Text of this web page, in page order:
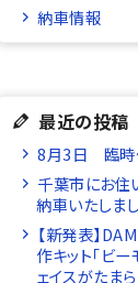
納車情報
最近の投稿
8月3日 臨時
千葉市にお住
納車いたしまし
【新発表】
作キット「ビー
ェイスがたま